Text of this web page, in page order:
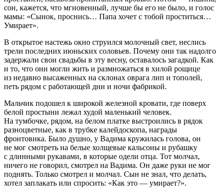
сон, кажется, что мгновенный, лучше бы его не было, и голос
мамы: «Сынок, проснись… Папа хочет с тобой проститься…
Умирает».
В открытое настежь окно струился молочный свет, неслись
трели последних июньских соловьев. Почему они так надолго
задержали свои свадьбы в эту весну, оставалось загадкой. Как
и то, что они могли жить и размножаться в хилой рощице
из недавно высаженных на склонах оврага лип и тополей,
петь рядом с работающей дни и ночи фабрикой.
Мальчик подошел к широкой железной кровати, где поверх
белой простыни лежал худой маленький человек.
На тумбочке, рядом, на белом платке выстроились в рядок
разноцветные, как в трубке калейдоскопа, награды
фронтовика. Было душно, у Вадима кружилась голова, он
не мог смотреть на белые холщевые кальсоны и рубашку
с длинными рукавами, в которые одели отца. Тот молчал,
ничего не говорил, смотрел на Вадима. Он даже руки не мог
поднять. Только смотрел и молчал. Сын не знал, что делать,
хотел заплакать или спросить: «Как это — умирает?».